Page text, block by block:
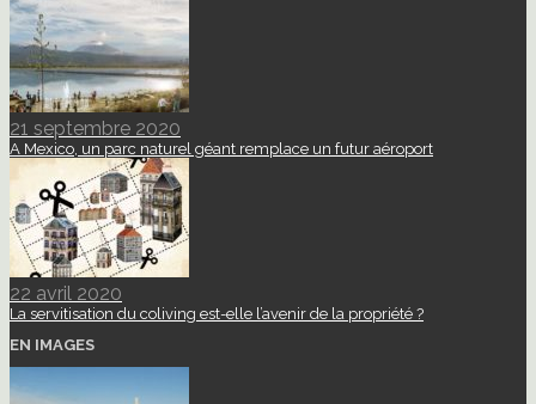
21 septembre 2020
A Mexico, un parc naturel géant remplace un futur aéroport
22 avril 2020
La servitisation du coliving est-elle l’avenir de la propriété ?
EN IMAGES